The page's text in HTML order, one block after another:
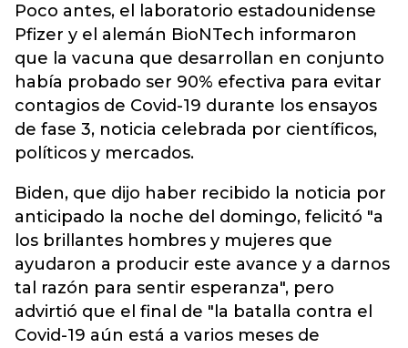
Poco antes, el laboratorio estadounidense
Pfizer y el alemán BioNTech informaron
que la vacuna que desarrollan en conjunto
había probado ser 90% efectiva para evitar
contagios de Covid-19 durante los ensayos
de fase 3, noticia celebrada por científicos,
políticos y mercados.
Biden, que dijo haber recibido la noticia por
anticipado la noche del domingo, felicitó "a
los brillantes hombres y mujeres que
ayudaron a producir este avance y a darnos
tal razón para sentir esperanza", pero
advirtió que el final de "la batalla contra el
Covid-19 aún está a varios meses de